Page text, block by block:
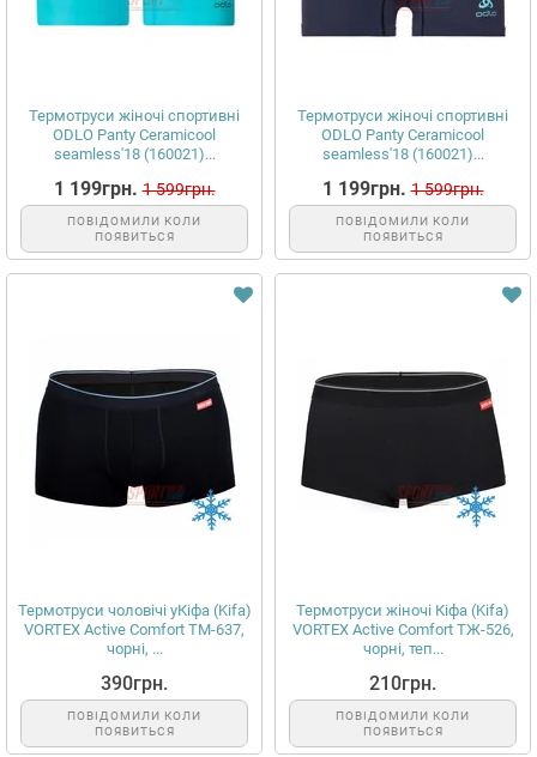
Термотруси жіночі спортивні
ODLO Panty Ceramicool
seamless'18 (160021)...
1 199грн. 1 599грн.
ПОВІДОМИЛИ КОЛИ
ПОЯВИТЬСЯ
Термотруси жіночі спортивні
ODLO Panty Ceramicool
seamless'18 (160021)...
1 199грн. 1 599грн.
ПОВІДОМИЛИ КОЛИ
ПОЯВИТЬСЯ
Термотруси чоловічі уКіфа (Kifa)
VORTEX Active Comfort ТМ-637,
чорні, ...
390грн.
ПОВІДОМИЛИ КОЛИ
ПОЯВИТЬСЯ
Термотруси жіночі Кіфа (Kifa)
VORTEX Active Comfort ТЖ-526,
чорні, теп...
210грн.
ПОВІДОМИЛИ КОЛИ
ПОЯВИТЬСЯ